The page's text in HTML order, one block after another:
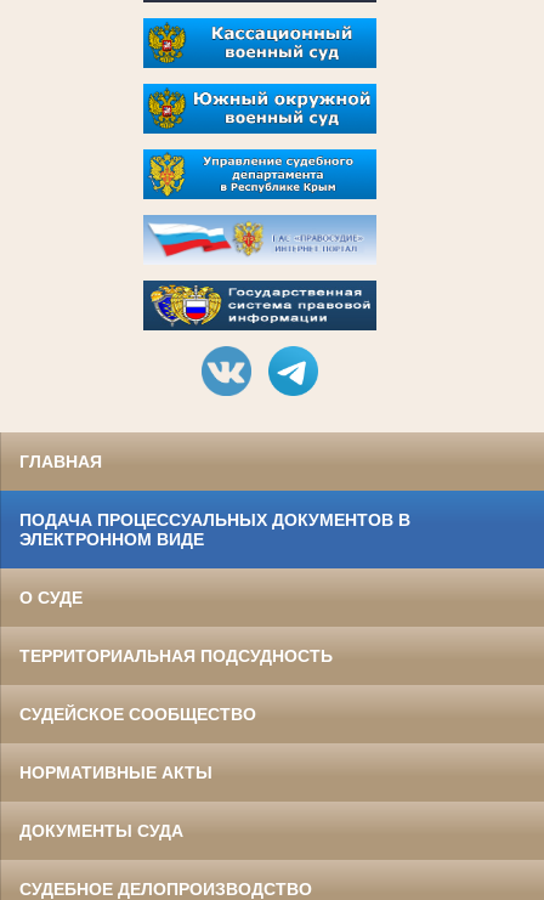
ГЛАВНАЯ
ПОДАЧА ПРОЦЕССУАЛЬНЫХ ДОКУМЕНТОВ В
ЭЛЕКТРОННОМ ВИДЕ
О СУДЕ
ТЕРРИТОРИАЛЬНАЯ ПОДСУДНОСТЬ
СУДЕЙСКОЕ СООБЩЕСТВО
НОРМАТИВНЫЕ АКТЫ
ДОКУМЕНТЫ СУДА
СУДЕБНОЕ ДЕЛОПРОИЗВОДСТВО